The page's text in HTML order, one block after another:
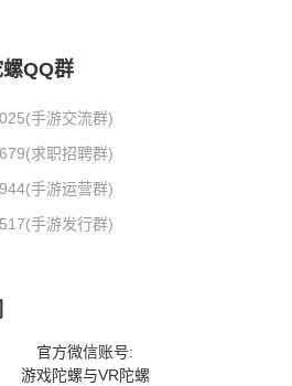
QQ群
手游交流群)
求职招聘群)
手游运营群)
手游发行群)
官方微信账号:
游戏陀螺与VR陀螺